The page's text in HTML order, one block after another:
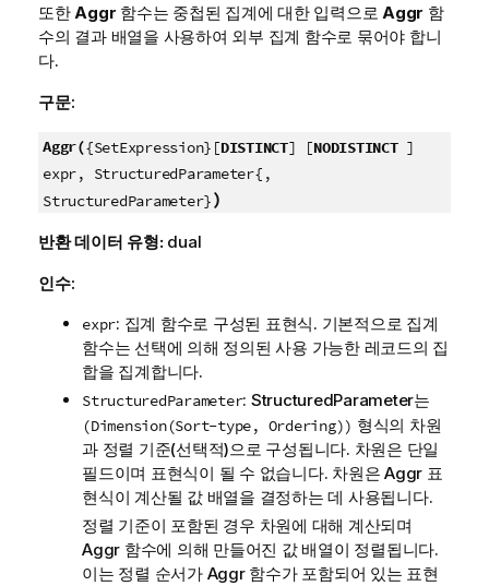
또한Aggr 함수는 중첩된 집계에 대한 입력으로 Aggr 함
수의 결과 배열을 사용하여 외부 집계 함수로 묶어야 합니
다.
구문:
Aggr({SetExpression}[DISTINCT] [NODISTINCT]
expr, StructuredParameter{,
StructuredParameter})
반환 데이터 유형: dual
인수:
expr: 집계 함수로 구성된 표현식. 기본적으로 집계
함수는 선택에 의해 정의된 사용 가능한 레코드의 집
합을 집계합니다.
StructuredParameter: StructuredParameter는
(Dimension(Sort-type, Ordering)) 형식의 차원
과 정렬 기준(선택적)으로 구성됩니다. 차원은 단일
필드이며 표현식이 될 수 없습니다. 차원은 Aggr 표
현식이 계산될 값 배열을 결정하는 데 사용됩니다.
정렬 기준이 포함된 경우 차원에 대해 계산되며
Aggr 함수에 의해 만들어진 값 배열이 정렬됩니다.
이는 정렬 순서가 Aggr함수가 포함되어 있는 표현